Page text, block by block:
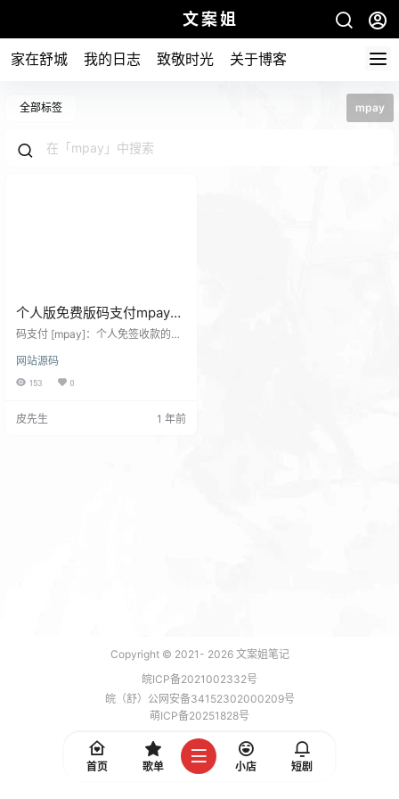
文案姐
家在舒城 我的日志 致敬时光 关于博客
全部标签 mpay
个人版免费版码支付mpay
php源码V1.2.0【thinkphp框
码支付 [mpay]：个人免签收款的便
个人用户打造的高效便捷收款工
具，其核心优势在于个人免签收款
绝大多数商城系统，为用户带来了
网站源码
153 0
皮先生 1 年前
Copyright © 2021- 2026文案姐笔记
皖ICP备2021002332号
皖（舒）公网安备34152302000209号
萌ICP备20251828号
加载 7 能，功耗 0.1704 焦耳
首页
歌单 小店 短剧